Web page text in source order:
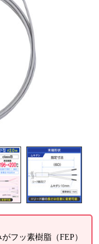
フッ素樹脂（FEP）